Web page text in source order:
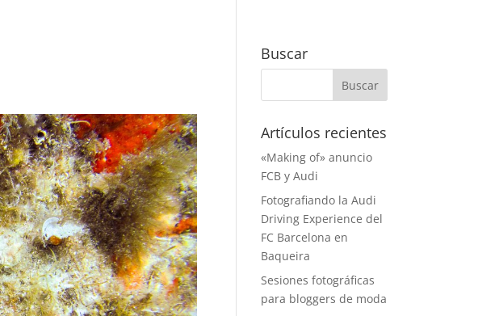
Buscar
Artículos recientes
«Making of» anuncio
FCB y Audi
Fotografiando la Audi
Driving Experience del
FC Barcelona en
Baqueira
Sesiones fotográficas
para bloggers de moda